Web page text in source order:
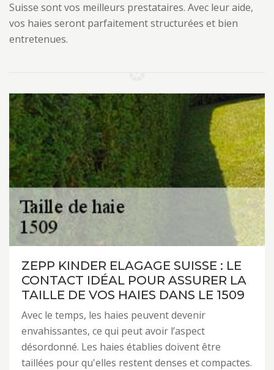
Suisse sont vos meilleurs prestataires. Avec leur aide,
vos haies seront parfaitement structurées et bien
entretenues.
ZEPP KINDER ELAGAGE SUISSE : LE
CONTACT IDÉAL POUR ASSURER LA
TAILLE DE VOS HAIES DANS LE 1509
Avec le temps, les haies peuvent devenir
envahissantes, ce qui peut avoir l’aspect
désordonné. Les haies établies doivent être
taillées pour qu'elles restent denses et compactes.